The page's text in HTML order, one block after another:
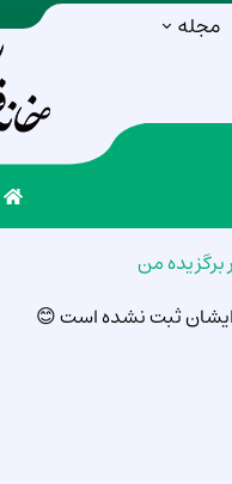
مجله
برگزیده من
ایشان ثبت نشده است 😊